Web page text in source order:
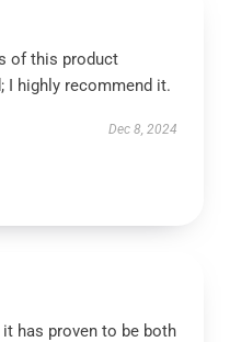
of this product
I highly recommend it.
Dec 8, 2024
has proven to be both